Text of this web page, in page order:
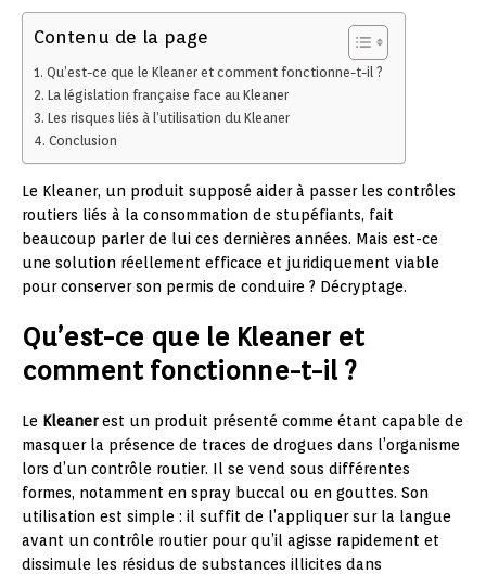
Contenu de la page
Qu’est-ce que le Kleaner et comment fonctionne-t-il ?
La législation française face au Kleaner
Les risques liés à l’utilisation du Kleaner
Conclusion
Le Kleaner, un produit supposé aider à passer les contrôles
routiers liés à la consommation de stupéfiants, fait
beaucoup parler de lui ces dernières années. Mais est-ce
une solution réellement efficace et juridiquement viable
pour conserver son permis de conduire ? Décryptage.
Qu’est-ce que le Kleaner et
comment fonctionne-t-il ?
Le Kleanerest un produit présenté comme étant capable de
masquer la présence de traces de drogues dans l’organisme
lors d’un contrôle routier. Il se vend sous différentes
formes, notamment en spray buccal ou en gouttes. Son
utilisation est simple : il suffit de l’appliquer sur la langue
avant un contrôle routier pour qu’il agisse rapidement et
dissimule les résidus de substances illicites dans